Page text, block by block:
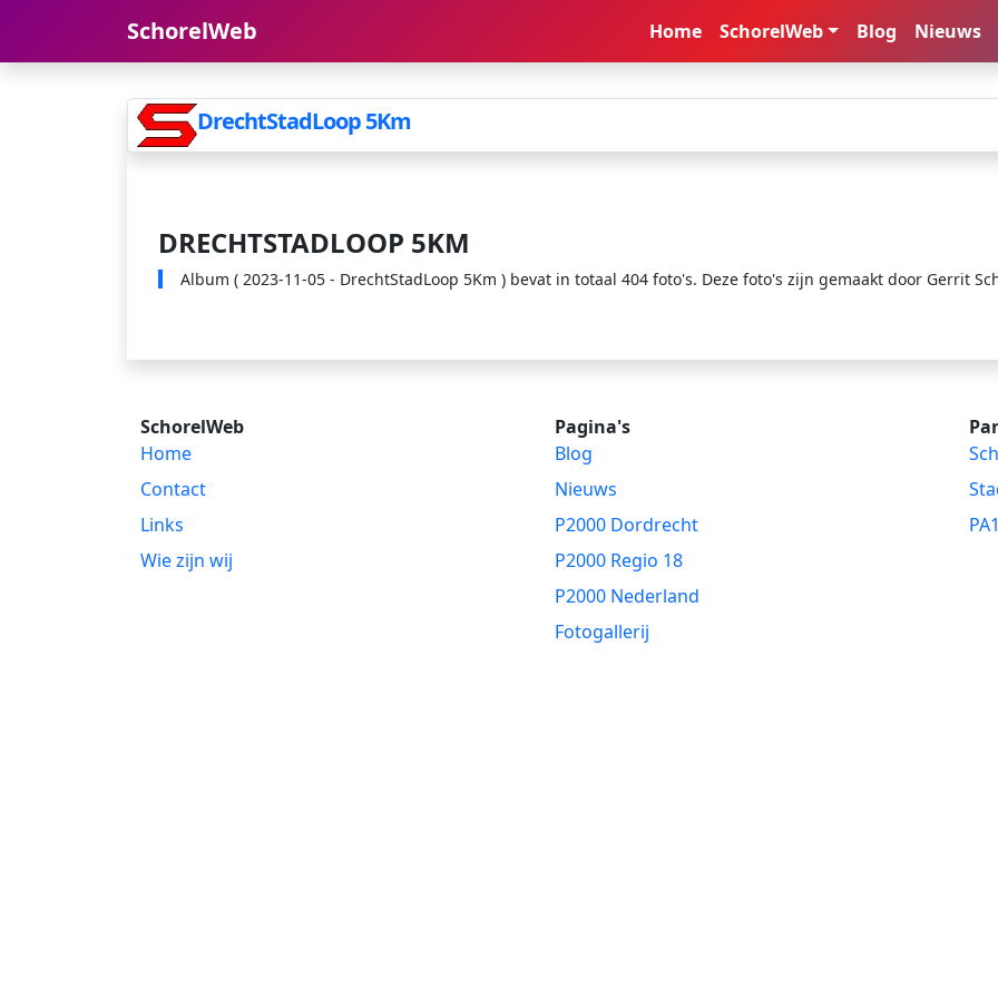
SchorelWeb Home SchorelWeb Blog Nieuws
DrechtStadLoop 5Km
DRECHTSTADLOOP 5KM
Album ( 2023-11-05 - DrechtStadLoop 5Km ) bevat in totaal 404 foto's. Deze foto's zijn gemaakt door Gerrit
SchorelWeb
Home
Contact
Links
Wie zijn wij
Pagina's
Blog
Nieuws
P2000 Dordrecht
P2000 Regio 18
P2000 Nederland
Fotogallerij